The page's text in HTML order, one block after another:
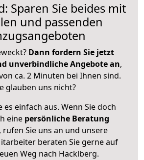
Sparen Sie beides mit
und passenden
Dann fordern Sie jetzt
unverbindliche Angebote an,
ca. 2 Minuten bei Ihnen sind.
glauben uns nicht?
es einfach aus. Wenn Sie doch
eine persönliche Beratung
rufen Sie uns an und unsere
beraten Sie gerne auf
Weg nach Hacklberg.